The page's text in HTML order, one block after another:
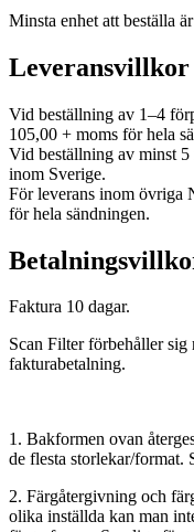
Minsta enhet att beställa
Leveransvillkor
Vid beställning av 1–4
105,00 + moms för hela
Vid beställning av minst
inom Sverige.
För leverans inom övriga
för hela sändningen.
Faktura 10 dagar.
Scan Filter förbehåller
fakturabetalning.
1. Bakformen ovan
de flesta storlekar/format.
2. Färgåtergivning och
olika inställda kan man